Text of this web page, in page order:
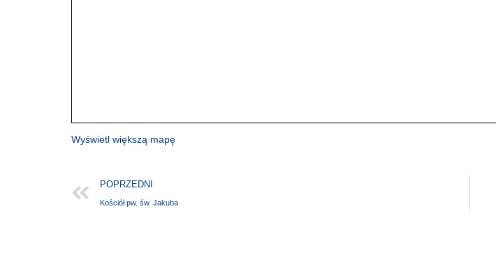
Wyświetl większą mapę
POPRZEDNI
Kościół pw. św. Jakuba